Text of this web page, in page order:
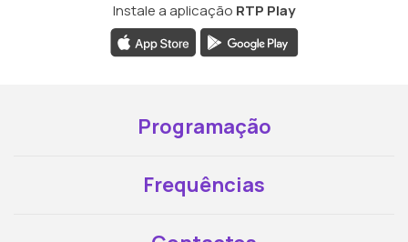
Instale a aplicação RTP Play
Programação
Frequências